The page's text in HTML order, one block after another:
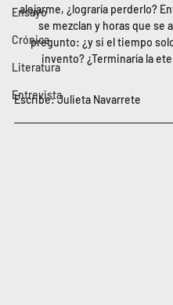
Ensayo
Crónica
Literatura
Entrevista
alejarme, ¿lograría perderlo?
se mezclan y horas que se
pregunto: ¿y si el tiempo
invento? ¿Terminaría la
Escribe: Julieta Navarrete